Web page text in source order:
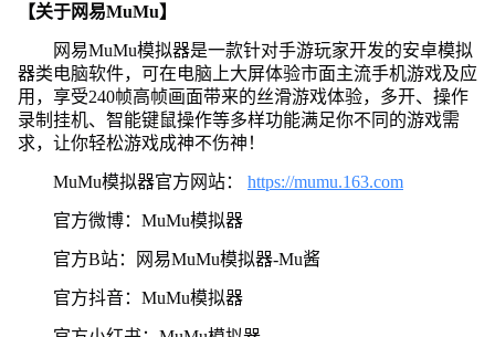
【关于网易MuMu】
网易MuMu模拟器是一款针对手游玩家开发的安卓模拟
器类电脑软件，可在电脑上大屏体验市面主流手机游戏及应
用，享受240帧高帧画面带来的丝滑游戏体验，多开、操作
录制挂机、智能键鼠操作等多样功能满足你不同的游戏需
求，让你轻松游戏成神不伤神！
MuMu模拟器官方网站： https://mumu.163.com
官方微博：MuMu模拟器
官方B站：网易MuMu模拟器-Mu酱
官方抖音：MuMu模拟器